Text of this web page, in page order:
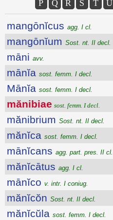
P
Q R S T U
mangōnĭcus agg. I cl.
mangōnĭum Sost. nt. II decl.
māni avv.
mānĭa sost. femm. I decl.
Mānĭa sost. femm. I decl.
mănibiae sost. femm. I decl.
mănibrium Sost. nt. II decl.
mănĭca sost. femm. I decl.
mānĭcans agg. part. pres. II cl.
mănĭcātus agg. I cl.
mānĭco v. intr. I coniug.
mănĭcŏn Sost. nt. II decl.
mănĭcŭla sost. femm. I decl.